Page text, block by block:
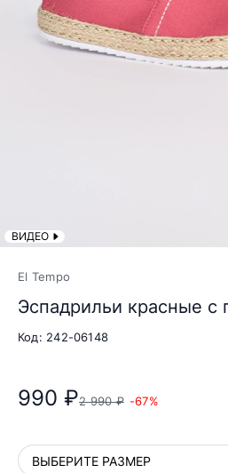
ВИДЕО
El Tempo
Эспадрильи красные с
Код: 242-06148
990 ₽2 990 ₽ -67%
ВЫБЕРИТЕ РАЗМЕР